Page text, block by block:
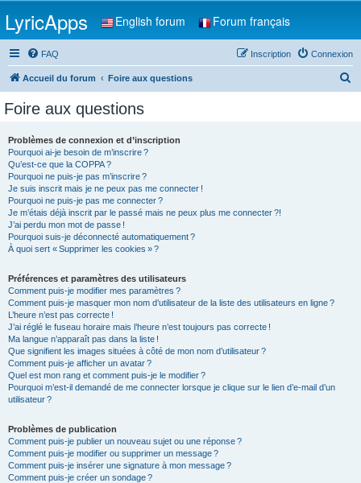
LyricApps English forum Forum français
FAQ Connexion
Inscription
Accueil du forum Foire aux questions
Foire aux questions
Problèmes de connexion et d’inscription
Pourquoi ai-je besoin de m’inscrire ?
Qu’est-ce que la COPPA ?
Pourquoi ne puis-je pas m’inscrire ?
Je suis inscrit mais je ne peux pas me connecter !
Pourquoi ne puis-je pas me connecter ?
Je m’étais déjà inscrit par le passé mais ne peux plus me connecter ?!
J’ai perdu mon mot de passe !
Pourquoi suis-je déconnecté automatiquement ?
À quoi sert « Supprimer les cookies » ?
Préférences et paramètres des utilisateurs
Comment puis-je modifier mes paramètres ?
Comment puis-je masquer mon nom d’utilisateur de la liste des utilisateurs en ligne ?
L’heure n’est pas correcte !
J’ai réglé le fuseau horaire mais l’heure n’est toujours pas correcte !
Ma langue n’apparaît pas dans la liste !
Que signifient les images situées à côté de mon nom d’utilisateur ?
Comment puis-je afficher un avatar ?
Quel est mon rang et comment puis-je le modifier ?
Pourquoi m’est-il demandé de me connecter lorsque je clique sur le lien d’e-mail d’un
utilisateur ?
Problèmes de publication
Comment puis-je publier un nouveau sujet ou une réponse ?
Comment puis-je modifier ou supprimer un message ?
Comment puis-je insérer une signature à mon message ?
Comment puis-je créer un sondage ?